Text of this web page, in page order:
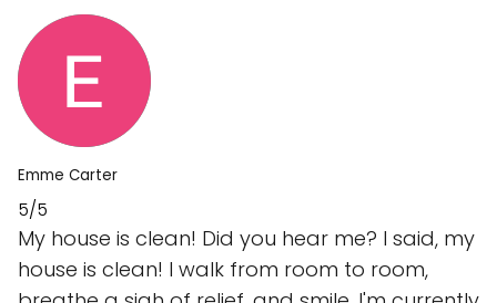
Emme Carter
5/5
My house is clean! Did you hear me? I said, my
house is clean! I walk from room to room,